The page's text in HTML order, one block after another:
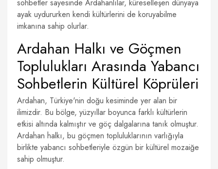
sohbetler sayesinde Ardahanlılar, küreselleşen dünyaya
ayak uydururken kendi kültürlerini de koruyabilme
imkanına sahip olurlar.
Ardahan Halkı ve Göçmen
Toplulukları Arasında Yabancı
Sohbetlerin Kültürel Köprüleri
Ardahan, Türkiye'nin doğu kesiminde yer alan bir
ilimizdir. Bu bölge, yüzyıllar boyunca farklı kültürlerin
etkisi altında kalmıştır ve göç dalgalarına tanık olmuştur.
Ardahan halkı, bu göçmen topluluklarının varlığıyla
birlikte yabancı sohbetleriyle özgün bir kültürel mozaiğe
sahip olmuştur.